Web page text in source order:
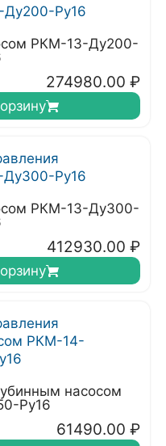
РКМ-13-Ду200-
274980.00 ₽
РКМ-13-Ду300-
412930.00 ₽
насосом
Ру16
61490.00 ₽